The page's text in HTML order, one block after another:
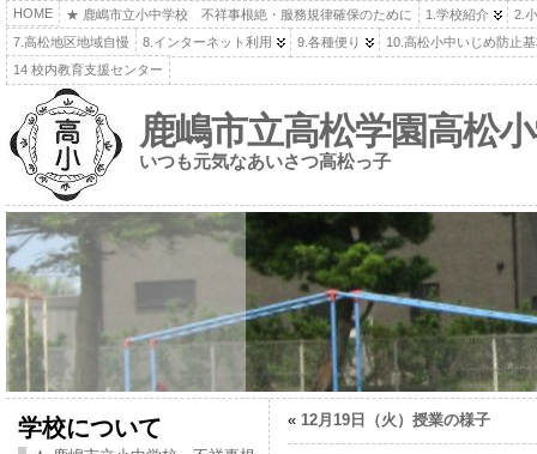
HOME ★ 鹿嶋市立小中学校 不祥事根絶・服務規律確保のために 1.学校紹介
2.
7.高松地区地域自慢
8.インターネット利用 9.各種便り
10.高松小中いじめ防止
14 校内教育支援センター
鹿嶋市立高松学園高松
いつも元気なあいさつ高松っ子
学校について « 12月19日（火）授業の様子